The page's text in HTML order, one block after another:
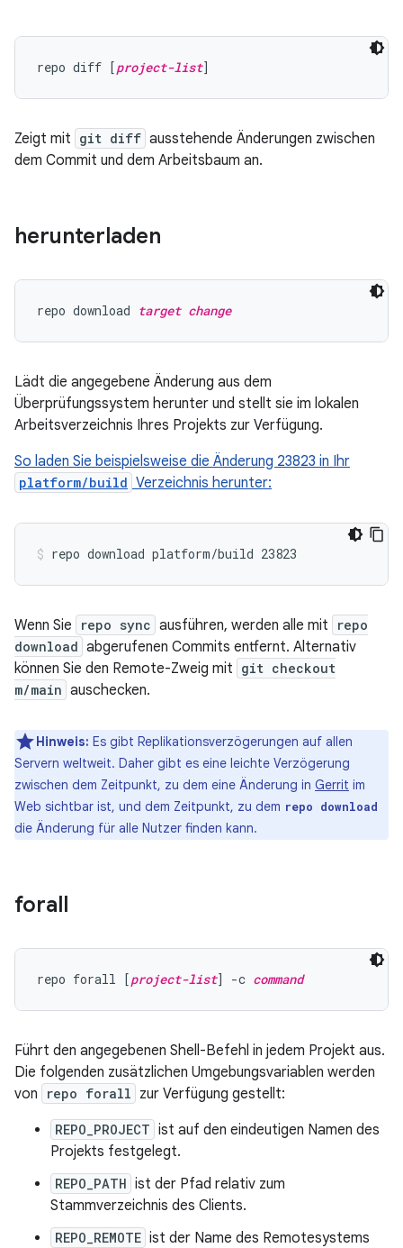
repo diff [project-list
Zeigt mit git diff ausstehende Änderungen zwischen
dem Commit und dem Arbeitsbaum an.
herunterladen
repo download target change
Lädt die angegebene Änderung aus dem
Überprüfungssystem herunter und stellt sie im lokalen
Arbeitsverzeichnis Ihres Projekts zur Verfügung.
So laden Sie beispielsweise die Änderung 23823 in Ihr
platform/build Verzeichnis herunter:
Wenn Sie repo sync ausführen, werden alle mit
repo
download abgerufenen Commits entfernt. Alternativ
können Sie den Remote-Zweig mit git checkout
m/main auschecken.
Hinweis: Es gibt Replikationsverzögerungen auf allen
Servern weltweit. Daher gibt es eine leichte Verzögerung
zwischen dem Zeitpunkt, zu dem eine Änderung in Gerrit im
Web sichtbar ist, und dem Zeitpunkt, zu dem repo download
die Änderung für alle Nutzer finden kann.
forall
repo forall [project-list] -c command
Führt den angegebenen Shell-Befehl in jedem Projekt aus.
Die folgenden zusätzlichen Umgebungsvariablen werden
von
repo forall zur Verfügung gestellt:
REPO_PROJECT ist auf den eindeutigen Namen des
Projekts festgelegt.
REPO_PATH ist der Pfad relativ zum
Stammverzeichnis des Clients.
REPO_REMOTE ist der Name des Remotesystems